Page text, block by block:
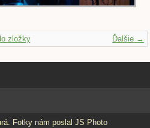
Ďalšie →
zložky
Fotky nám poslal JS Photo